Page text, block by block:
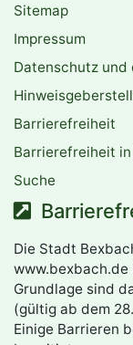
Sitemap
Impressum
Datenschutz und
Barrierefreiheit
Barrierefreiheit
Suche
Die Stadt
Grundlage sind
(gültig ab dem
Einige Barrieren